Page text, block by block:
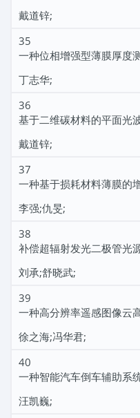
戴道锌;
35
一种位相增强型薄膜厚度
丁志华;
36
基于二维碳材料的平面光
戴道锌;
37
一种基于损耗材料薄膜的
李强;仇旻;
38
补偿超辐射发光二极管光
刘承;舒晓武;
39
一种高分辨率遥感图像云
徐之海;冯华君;
40
一种智能汽车倒车辅助系
汪凯巍;